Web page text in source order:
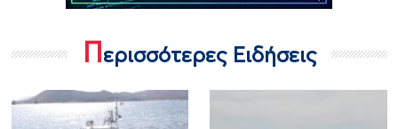
Περισσότερες Ειδήσεις